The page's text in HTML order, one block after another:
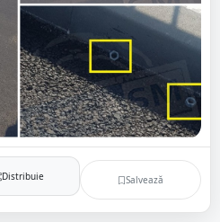
Distribuie Salvează